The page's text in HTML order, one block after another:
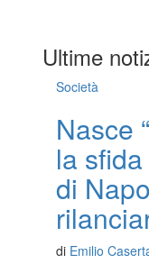
Ultime
Società
Nasce
la
di
di Emilio